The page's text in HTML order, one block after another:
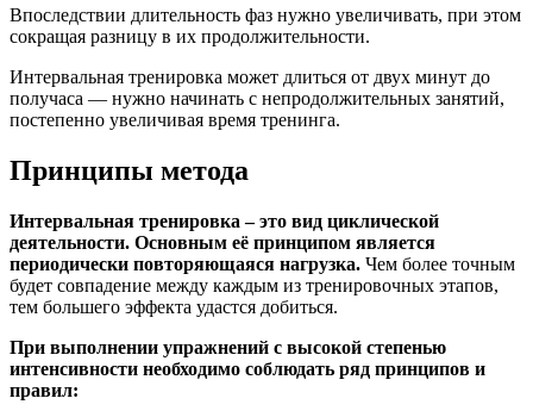
Впоследствии длительность фаз нужно увеличивать, при этом
сокращая разницу в их продолжительности.
Интервальная тренировка может длиться от двух минут до
получаса — нужно начинать с непродолжительных занятий,
постепенно увеличивая время тренинга.
Принципы метода
Интервальная тренировка – это вид циклической
деятельности. Основным её принципом является
периодически повторяющаяся нагрузка. Чем более точным
будет совпадение между каждым из тренировочных этапов,
тем большего эффекта удастся добиться.
При выполнении упражнений с высокой степенью
интенсивности необходимо соблюдать ряд принципов и
правил: